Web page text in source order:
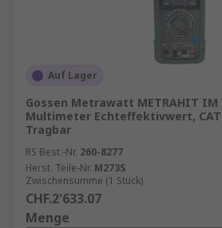
Auf Lager
Gossen Metrawatt METRAHIT IM
Multimeter Echteffektivwert, CAT
Tragbar
RS Best.-Nr. 260-8277
Herst. Teile-Nr. M273S
Zwischensumme (1 Stück)
CHF.2'633.07
Menge